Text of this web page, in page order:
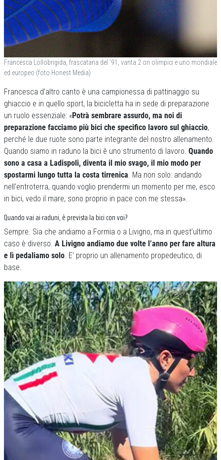
Francesca Lollobrigida, frascatana del ’91, vanta 2 ori olimpici e uno mondiale
ed europeo (foto Honest Media)
Francesca d’altro canto è una campionessa di pattinaggio su
ghiaccio e in quello sport, la bicicletta ha in sede di preparazione
un ruolo essenziale: «Potrà sembrare assurdo, ma noi di
preparazione facciamo più bici che specifico lavoro sul ghiaccio,
perché le due ruote sono parte integrante del nostro allenamento.
Quando siamo in raduno la bici è uno strumento di lavoro. Quando
sono a casa a Ladispoli, diventa il mio svago, il mio modo per
spostarmi lungo tutta la costa tirrenica. Ma non solo: andando
nell’entroterra, quando voglio prendermi un momento per me, esco
in bici, vedo il mare, sono proprio in pace con me stessa».
Quando vai ai raduni, è prevista la bici con voi?
Sempre. Sia che andiamo a Formia o a Livigno, ma in quest’ultimo
caso è diverso. A Livigno andiamo due volte l’anno per fare altura
e lì pedaliamo solo. E’ proprio un allenamento propedeutico, di
base.